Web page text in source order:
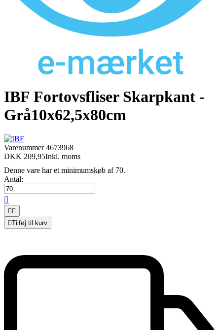
IBF Fortovsfliser Skarpkant -
Grå10x62,5x80cm
Varenummer4673968
DKK 209,95Inkl. moms
Denne vare har et minimumskøb af 70.
Antal:

 
Tilføj til kurv